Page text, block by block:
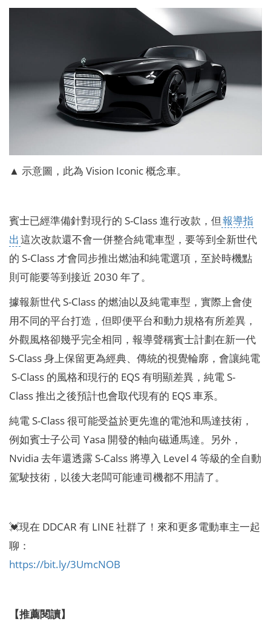
▲ 示意圖，此為 Vision Iconic 概念車。
賓士已經準備針對現行的 S-Class 進行改款，但報導指
出這次改款還不會一併整合純電車型，要等到全新世代
的 S-Class 才會同步推出燃油和純電選項，至於時機點
則可能要等到接近 2030 年了。
據報新世代 S-Class 的燃油以及純電車型，實際上會使
用不同的平台打造，但即便平台和動力規格有所差異，
外觀風格卻幾乎完全相同，報導聲稱賓士計劃在新一代
S-Class 身上保留更為經典、傳統的視覺輪廓，會讓純電
S-Class 的風格和現行的 EQS 有明顯差異，純電 S-
Class 推出之後預計也會取代現有的 EQS 車系。
純電 S-Class 很可能受益於更先進的電池和馬達技術，
例如賓士子公司 Yasa 開發的軸向磁通馬達。另外，
Nvidia 去年還透露 S-Calss 將導入 Level 4 等級的全自動
駕駛技術，以後大老闆可能連司機都不用請了。
💓現在 DDCAR 有 LINE 社群了！來和更多電動車主一起
聊：
https://bit.ly/3UmcNOB
【推薦閱讀】